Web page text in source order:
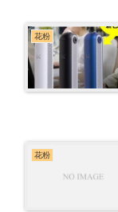
花粉
花粉